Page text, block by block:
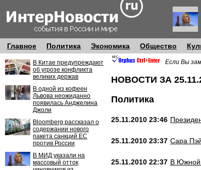
Главное Политика Экономика Общество
В Китае предупреждают
об угрозе конфликта
великих держав
В одной из кофеен
Львова неожиданно
появилась Анджелина
Джоли
Bloomberg рассказал о
содержании нового
пакета санкций ЕС
против России
В МИД указали на
массовый отток
Если Вы
НОВОСТИ ЗА
Политика
25.11.2010 23:46
25.11.2010 23:37 Сара
25.11.2010 22:37 В Южной